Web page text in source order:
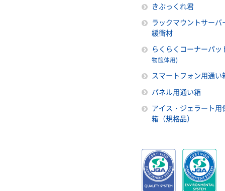
きぶっくれ君
ラックマウントサーバ
緩衝材
らくらくコーナーパッ
物筺体用)
スマートフォン用通い
パネル用通い箱
アイス・ジェラート用
箱（規格品）